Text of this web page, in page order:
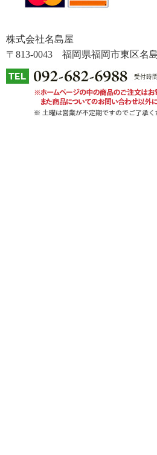
株式会社名島屋
〒813-0043 福岡県福岡市東区名